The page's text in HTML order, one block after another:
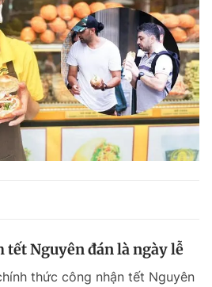
Nguyên đán là ngày lễ
thức công nhận tết Nguyên